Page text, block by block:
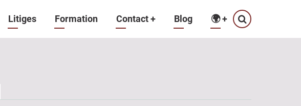
Litiges Formation Contact+ Blog 🌍+